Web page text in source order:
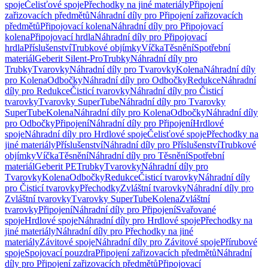
spojeČelisťové spojePřechodky na jiné materiályPřipojení
zařizovacích předmětůNáhradní díly pro Připojení zařizovacích
předmětůPřipojovací kolenaNáhradní díly pro Připojovací
kolenaPřipojovací hrdlaNáhradní díly pro Připojovací
hrdlaPříslušenstvíTrubkové objímkyVíčkaTěsněníSpotřební
materiálGeberit Silent-ProTrubkyNáhradní díly pro
TrubkyTvarovkyNáhradní díly pro TvarovkyKolenaNáhradní díly
pro KolenaOdbočkyNáhradní díly pro OdbočkyRedukceNáhradní
díly pro RedukceČisticí tvarovkyNáhradní díly pro Čisticí
tvarovkyTvarovky SuperTubeNáhradní díly pro Tvarovky
SuperTubeKolenaNáhradní díly pro KolenaOdbočkyNáhradní díly
pro OdbočkyPřipojeníNáhradní díly pro PřipojeníHrdlové
spojeNáhradní díly pro Hrdlové spojeČelisťové spojePřechodky na
jiné materiályPříslušenstvíNáhradní díly pro PříslušenstvíTrubkové
objímkyVíčkaTěsněníNáhradní díly pro TěsněníSpotřební
materiálGeberit PETrubkyTvarovkyNáhradní díly pro
TvarovkyKolenaOdbočkyRedukceČisticí tvarovkyNáhradní díly
pro Čisticí tvarovkyPřechodkyZvláštní tvarovkyNáhradní díly pro
Zvláštní tvarovkyTvarovky SuperTubeKolenaZvláštní
tvarovkyPřipojeníNáhradní díly pro PřipojeníSvařované
spojeHrdlové spojeNáhradní díly pro Hrdlové spojePřechodky na
jiné materiályNáhradní díly pro Přechodky na jiné
materiályZávitové spojeNáhradní díly pro Závitové spojePřírubové
spojeSpojovací pouzdraPřipojení zařizovacích předmětůNáhradní
díly pro Připojení zařizovacích předmětůPřipojovací